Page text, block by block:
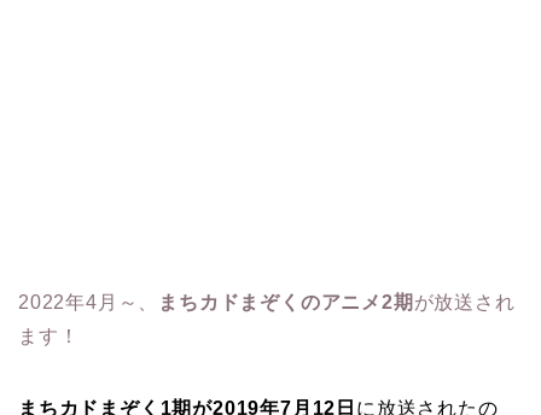
2022年4月～、 まちカドまぞくのアニメ2期 が放送され
ます！
まちカドまぞく1期が2019年7月12日 に放送されたの